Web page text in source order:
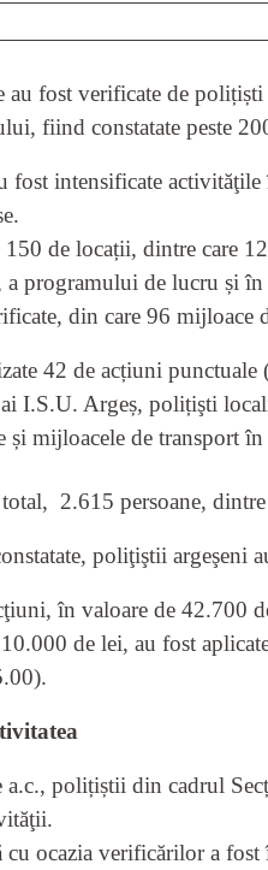
au fost verificate de
fiind constatate peste
fost intensificate
de locații, dintre care
programului de lucru și
din care 96 mijloace
42 de acțiuni
I.S.U. Argeș, polițişti
și mijloacele de transport
2.615 persoane,
poliţiştii
în valoare de 42.700
de lei, au fost
polițiștii din cadrul
ocazia verificărilor a